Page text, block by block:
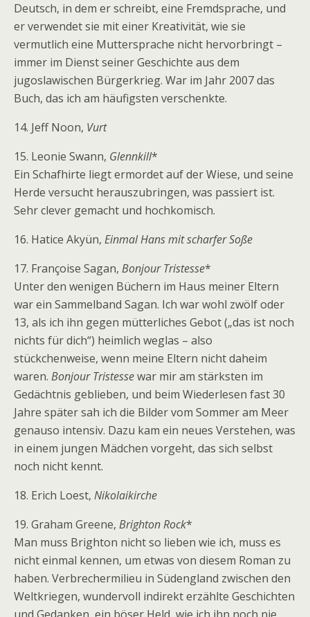
Deutsch, in dem er schreibt, eine Fremdsprache, und
er verwendet sie mit einer Kreativität, wie sie
vermutlich eine Muttersprache nicht hervorbringt –
immer im Dienst seiner Geschichte aus dem
jugoslawischen Bürgerkrieg. War im Jahr 2007 das
Buch, das ich am häufigsten verschenkte.
14. Jeff Noon, Vurt
15. Leonie Swann, Glennkill*
Ein Schafhirte liegt ermordet auf der Wiese, und seine
Herde versucht herauszubringen, was passiert ist.
Sehr clever gemacht und hochkomisch.
16. Hatice Akyün, Einmal Hans mit scharfer Soße
17. Françoise Sagan, Bonjour Tristesse*
Unter den wenigen Büchern im Haus meiner Eltern
war ein Sammelband Sagan. Ich war wohl zwölf oder
13, als ich ihn gegen mütterliches Gebot („das ist noch
nichts für dich“) heimlich weglas – also
stückchenweise, wenn meine Eltern nicht daheim
waren. Bonjour Tristessewar mir am stärksten im
Gedächtnis geblieben, und beim Wiederlesen fast 30
Jahre später sah ich die Bilder vom Sommer am Meer
genauso intensiv. Dazu kam ein neues Verstehen, was
in einem jungen Mädchen vorgeht, das sich selbst
noch nicht kennt.
18. Erich Loest, Nikolaikirche
19. Graham Greene, Brighton Rock*
Man muss Brighton nicht so lieben wie ich, muss es
nicht einmal kennen, um etwas von diesem Roman zu
haben. Verbrechermilieu in Südengland zwischen den
Weltkriegen, wundervoll indirekt erzählte Geschichten